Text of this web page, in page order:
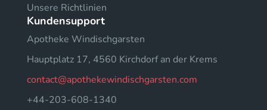
Unsere Richtlinien
Kundensupport
Apotheke Windischgarsten
Hauptplatz 17, 4560 Kirchdorf an der Krems
contact@apothekewindischgarsten.com
+44-203-608-1340